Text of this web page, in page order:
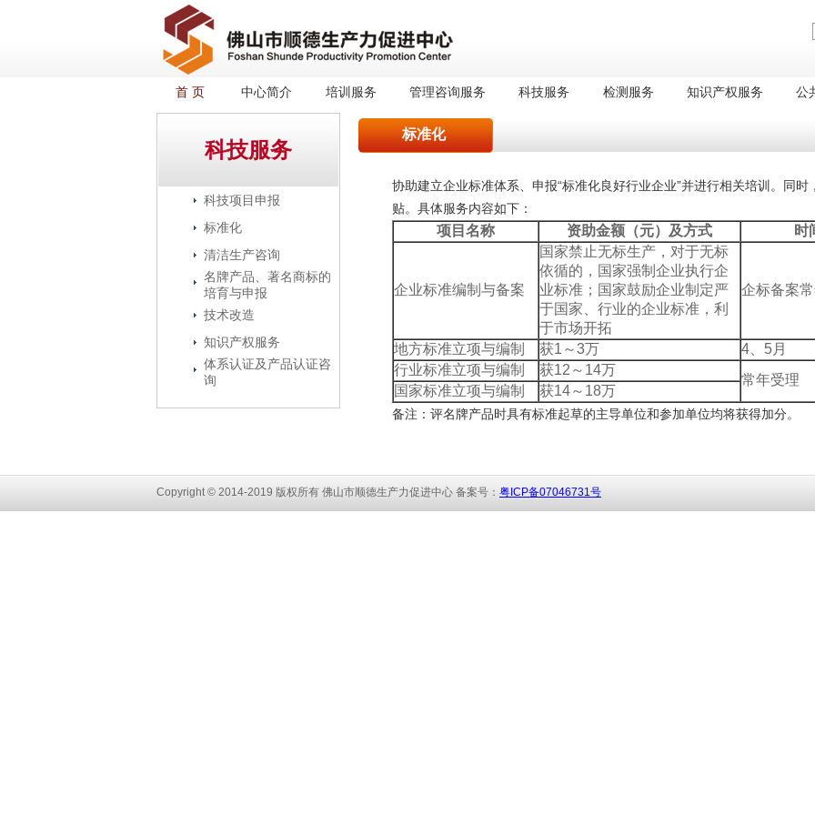
首 页 中心简介 培训服务 管理咨询服务 科技服务 检测服务 知识产权服务 公
科技服务
科技项目申报
标准化
清洁生产咨询
名牌产品、著名商标的
培育与申报
技术改造
知识产权服务
体系认证及产品认证咨
询
标准化
协助建立企业标准体系、申报“标准化良好行业企业”并进行相关培训。同
贴。具体服务内容如下：
项目名称 资助金额（元）及方式 时
企业标准编制与备案
国家禁止无标生产，对于无标
依循的，国家强制企业执行企
业标准；国家鼓励企业制定严
于国家、行业的企业标准，利
于市场开拓
企标备案
地方标准立项与编制 获1～3万
4、5月
行业标准立项与编制
获12～14万
常年受理
国家标准立项与编制 获14～18万
备注：评名牌产品时具有标准起草的主导单位和参加单位均将获得加分。
Copyright © 2014-2019 版权所有 佛山市顺德生产力促进中心 备案号： 粤ICP备07046731号